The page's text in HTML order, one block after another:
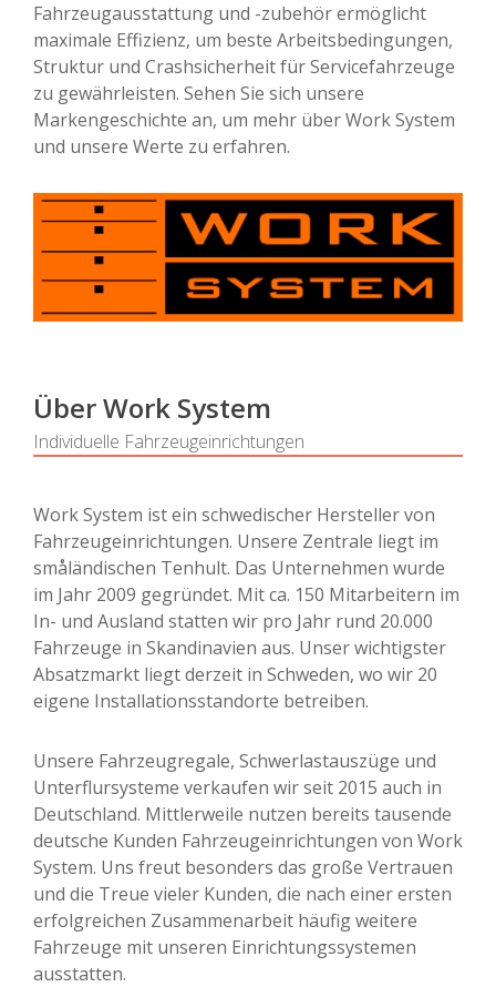
Fahrzeugausstattung und -zubehör ermöglicht
maximale Effizienz, um beste Arbeitsbedingungen,
Struktur und Crashsicherheit für Servicefahrzeuge
zu gewährleisten. Sehen Sie sich unsere
Markengeschichte an, um mehr über Work System
und unsere Werte zu erfahren.
Über Work System
Individuelle Fahrzeugeinrichtungen
Work System ist ein schwedischer Hersteller von
Fahrzeugeinrichtungen. Unsere Zentrale liegt im
småländischen Tenhult. Das Unternehmen wurde
im Jahr 2009 gegründet. Mit ca. 150 Mitarbeitern im
In- und Ausland statten wir pro Jahr rund 20.000
Fahrzeuge in Skandinavien aus. Unser wichtigster
Absatzmarkt liegt derzeit in Schweden, wo wir 20
eigene Installationsstandorte betreiben.
Unsere Fahrzeugregale, Schwerlastauszüge und
Unterflursysteme verkaufen wir seit 2015 auch in
Deutschland. Mittlerweile nutzen bereits tausende
deutsche Kunden Fahrzeugeinrichtungen von Work
System. Uns freut besonders das große Vertrauen
und die Treue vieler Kunden, die nach einer ersten
erfolgreichen Zusammenarbeit häufig weitere
Fahrzeuge mit unseren Einrichtungssystemen
ausstatten.